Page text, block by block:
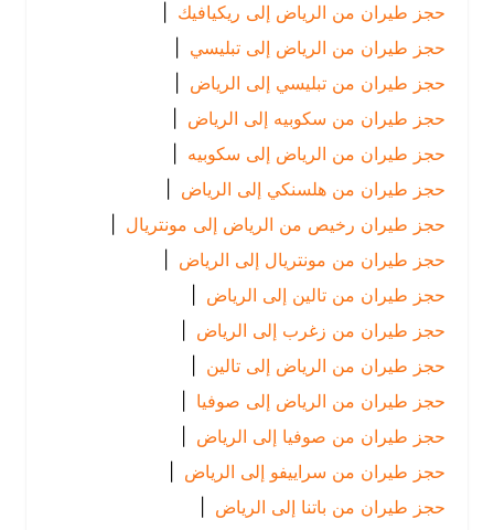
حجز طيران من الرياض إلى ريكيافيك |
حجز طيران من الرياض إلى تبليسي |
حجز طيران من تبليسي إلى الرياض
|
حجز طيران من سكوبيه إلى الرياض
|
حجز طيران من الرياض إلى سكوبيه |
حجز طيران من هلسنكي إلى الرياض
|
حجز طيران رخيص من الرياض إلى مونتريال |
حجز طيران من مونتريال إلى الرياض
|
حجز طيران من تالين إلى الرياض
|
حجز طيران من زغرب إلى الرياض
|
حجز طيران من الرياض إلى تالين
|
حجز طيران من الرياض إلى صوفيا
|
حجز طيران من صوفيا إلى الرياض
|
حجز طيران من سراييفو إلى الرياض
|
حجز طيران من باتنا إلى الرياض
|